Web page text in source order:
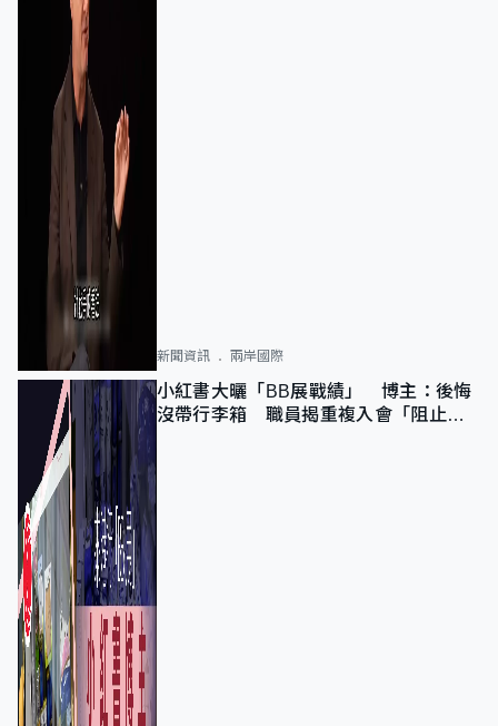
新聞資訊 兩岸國際
小紅書大曬「BB展戰績」 博主：後悔
沒帶行李箱 職員揭重複入會「阻止唔